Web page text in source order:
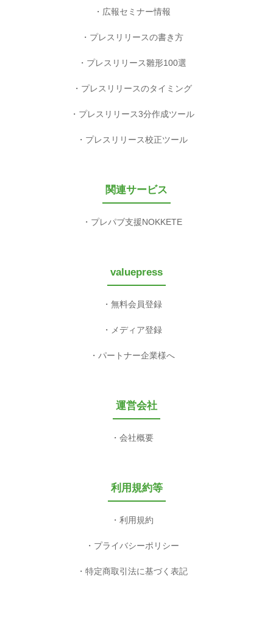
広報セミナー情報
プレスリリースの書き方
プレスリリース雛形100選
プレスリリースのタイミング
プレスリリース3分作成ツール
プレスリリース校正ツール
関連サービス
プレパブ支援NOKKETE
valuepress
無料会員登録
メディア登録
パートナー企業様へ
運営会社
会社概要
利用規約等
利用規約
プライバシーポリシー
特定商取引法に基づく表記